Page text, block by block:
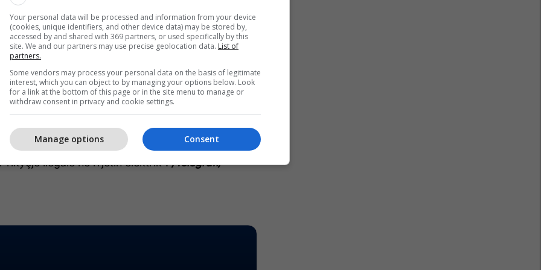
e kanë përcjellë edhe një ekip televiziv e Radio
Kameramani i televizionit është sulmuar
ndërsa ekipit i janë shkaktuar edhe dëme në
të KEK-ut po ashtu thuhet se procesi i shkyçjes
është duke u bërë përsëri nga stafi i KEK-ut në
në.
është mbi 24 mijë euro. I njëjti do të
rikyçje ilegale në rrjetin elektrik”./Telegrafi/
Your personal data will be processed and information from your device
(cookies, unique identifiers, and other device data) may be stored by,
accessed by and shared with 369 partners, or used specifically by this
site. We and our partners may use precise geolocation data. List of
partners.
Some vendors may process your personal data on the basis of legitimate
interest, which you can object to by managing your options below. Look
for a link at the bottom of this page or in the site menu to manage or
withdraw consent in privacy and cookie settings.
Consent
Manage options